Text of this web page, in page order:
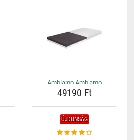
Ambiamo Ambiamo
49190 Ft
ÚJDONSÁG